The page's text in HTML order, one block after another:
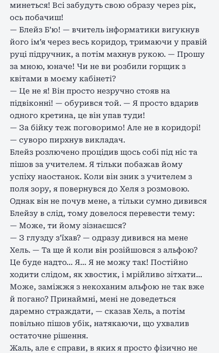
минеться! Всі забудуть свою образу через рік,
ось побачиш!
— Блейз Б’ю! — вчитель інформатики вигукнув
його ім’я через весь коридор, тримаючи у правій
руці підручник, а потім махнув рукою. — Прошу
за мною, юначе! Чи не ви розбили горщик з
квітами в моєму кабінеті?
— Це не я! Він просто незручно стояв на
підвіконні! — обурився той. — Я просто вдарив
одного кретина, це він упав туди!
— За бійку теж поговоримо! Але не в коридорі!
— суворо пирхнув викладач.
Блейз розлючено процідив щось собі під ніс та
пішов за учителем. Я тільки побажав йому
успіху наостанок. Коли він зник з учителем з
поля зору, я повернувся до Хеля з розмовою.
Однак він не почув мене, а тільки сумно дивився
Блейзу в слід, тому довелося перевести тему:
— Може, ти йому зізнаєшся?
— З глузду з’їхав? — одразу дивився на мене
Хель. — Та ще й коли він розійшовся з альфою?
Це буде надто… Я… Я не можу так! Постійно
ходити слідом, як хвостик, і мрійливо зітхати…
Може, заміжжя з некоханим альфою не так вже
й погано? Принаймні, мені не доведеться
даремно страждати, — сказав Хель, а потім
повільно пішов убік, натякаючи, що ухвалив
остаточне рішення.
Жаль, але є справи, в яких я просто фізично не